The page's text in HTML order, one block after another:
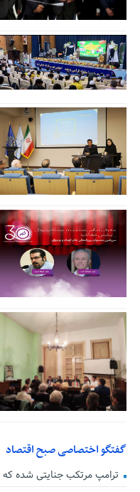
گفتگو اختصاصی صبح اقتصاد
ترامپ مرتکب جنایتی شده که